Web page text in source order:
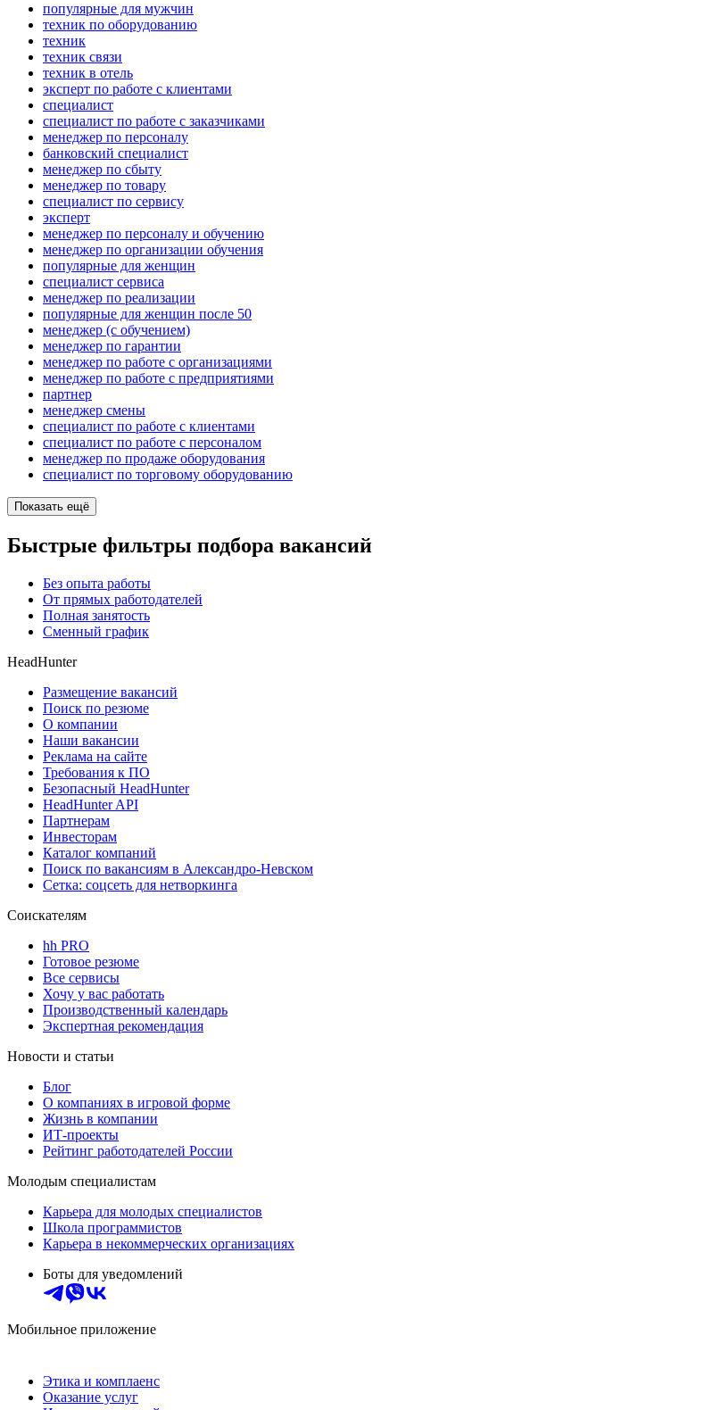
популярные для мужчин
техник по оборудованию
техник
техник связи
техник в отель
эксперт по работе с клиентами
специалист
специалист по работе с заказчиками
менеджер по персоналу
банковский специалист
менеджер по сбыту
менеджер по товару
специалист по сервису
эксперт
менеджер по персоналу и обучению
менеджер по организации обучения
популярные для женщин
специалист сервиса
менеджер по реализации
популярные для женщин после 50
менеджер (с обучением)
менеджер по гарантии
менеджер по работе с организациями
менеджер по работе с предприятиями
партнер
менеджер смены
специалист по работе с клиентами
специалист по работе с персоналом
менеджер по продаже оборудования
специалист по торговому оборудованию
Показать ещё
Быстрые фильтры подбора вакансий
Без опыта работы
От прямых работодателей
Полная занятость
Сменный график
HeadHunter
Размещение вакансий
Поиск по резюме
О компании
Наши вакансии
Реклама на сайте
Требования к ПО
Безопасный HeadHunter
HeadHunter API
Партнерам
Инвесторам
Каталог компаний
Поиск по вакансиям в Александро-Невском
Сетка: соцсеть для нетворкинга
Соискателям
hh PRO
Готовое резюме
Все сервисы
Хочу у вас работать
Производственный календарь
Экспертная рекомендация
Новости и статьи
Блог
О компаниях в игровой форме
Жизнь в компании
ИТ-проекты
Рейтинг работодателей России
Молодым специалистам
Карьера для молодых специалистов
Школа программистов
Карьера в некоммерческих организациях
Боты для уведомлений
Мобильное приложение
Этика и комплаенс
Оказание услуг